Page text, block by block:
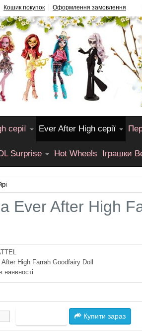
Кошик покупок Оформлення замовлення
серії Ever After High серії
Surprise Hot Wheels Іграшки
Ever After High
After High Farrah Goodfairy Doll
наявності
Купити зараз